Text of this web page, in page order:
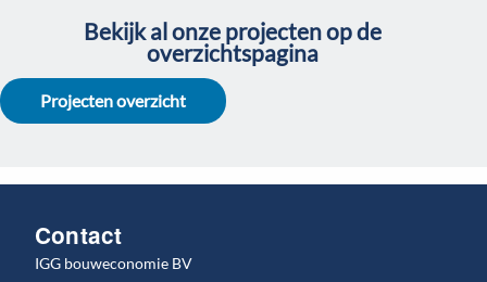
Bekijk al onze projecten op de
overzichtspagina
Projecten overzicht
Contact
IGG bouweconomie BV